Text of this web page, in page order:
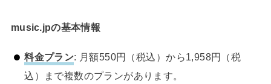
music.jpの基本情報
料金プラン: 月額550円（税込）から1,958円（税
込）まで複数のプランがあります。